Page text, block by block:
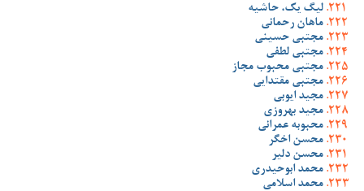
لیگ یک، حاشیه
ماهان رحمانی
مجتبی حسینی
مجتبی لطفی
مجتبی محبوب مجاز
مجتبی مقتدایی
مجید ایوبی
مجید بهروزی
محبوبه عمرانی
محسن اخگر
محسن دلیر
محمد ابوحیدری
محمد اسلامی